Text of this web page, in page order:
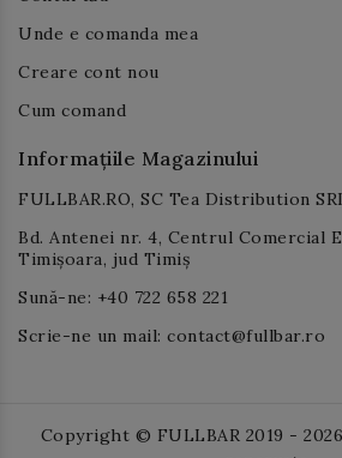
Unde e comanda mea
Creare cont nou
Cum comand
Informațiile Magazinului
FULLBAR.RO, SC Tea Distribution
Bd. Antenei nr. 4, Centrul Comercial
Timișoara, jud Timiș
Sună-ne: +40 722 658 221
Scrie-ne un mail: contact@fullbar.ro
Copyright © FULLBAR 2019 -